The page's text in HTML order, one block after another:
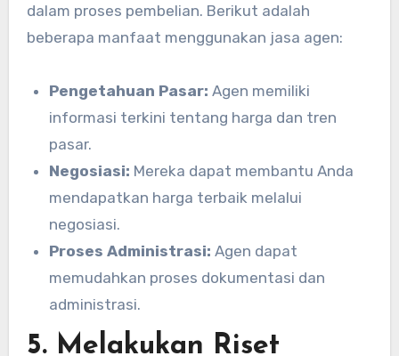
dalam proses pembelian. Berikut adalah
beberapa manfaat menggunakan jasa agen:
Pengetahuan Pasar: Agen memiliki
informasi terkini tentang harga dan tren
pasar.
Negosiasi: Mereka dapat membantu Anda
mendapatkan harga terbaik melalui
negosiasi.
Proses Administrasi: Agen dapat
memudahkan proses dokumentasi dan
administrasi.
5. Melakukan Riset